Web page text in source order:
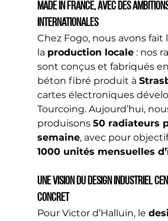
Made in France, avec des
internationales
Chez Fogo, nous avons fait
la production locale : nos
sont conçus et fabriqués
béton fibré produit à
cartes électroniques
Tourcoing. Aujourd’hui,
produisons 50 radiateurs
semaine, avec pour
1000 unités mensuelles
Une vision du design industriel
concret
Pour Victor d’Halluin, le